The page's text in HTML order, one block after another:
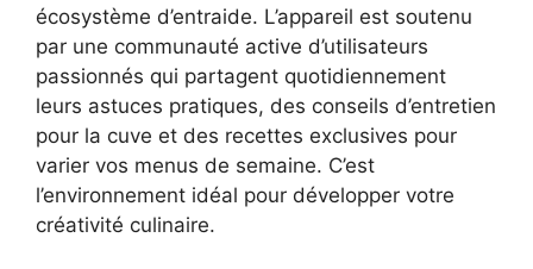
écosystème d’entraide. L’appareil est soutenu
par une communauté active d’utilisateurs
passionnés qui partagent quotidiennement
leurs astuces pratiques, des conseils d’entretien
pour la cuve et des recettes exclusives pour
varier vos menus de semaine. C’est
l’environnement idéal pour développer votre
créativité culinaire.